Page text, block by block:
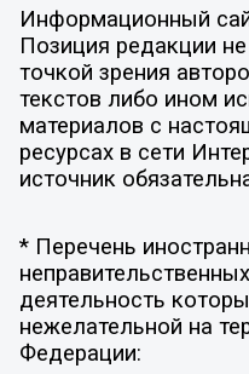
Информационный
Позиция редакции
точкой зрения
текстов либо ином
материалов с
ресурсах в сети
источник
* Перечень
деятельность
нежелательной на
Федерации: